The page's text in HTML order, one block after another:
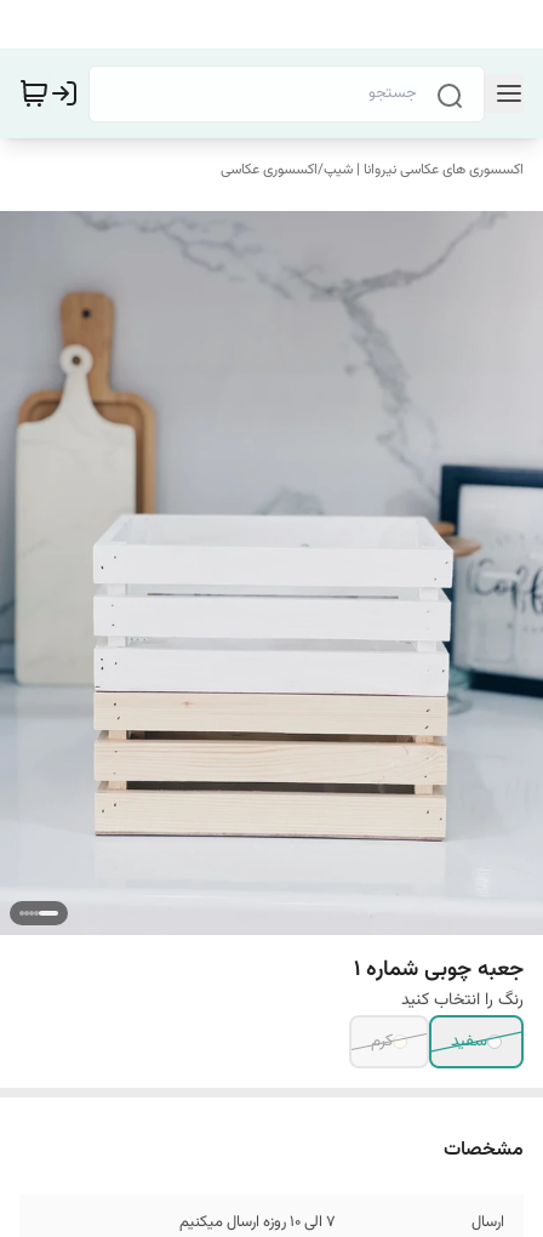
اکسسوری های عکاسی نیروانا | شیپ/اکسسوری عکاسی
جعبه چوبی شماره 1
رنگ را انتخاب کنید
سفید
کرم
مشخصات
ارسال 7 الی 10 روزه ارسال میکنیم